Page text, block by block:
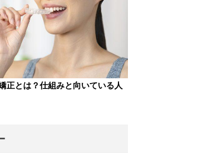
正とは？仕組みと向いている人